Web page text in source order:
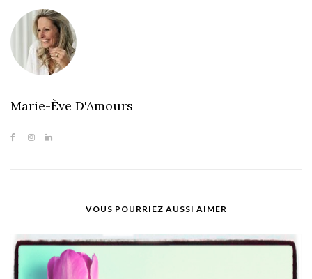
Marie-Ève D'Amours
VOUS POURRIEZ AUSSI AIMER